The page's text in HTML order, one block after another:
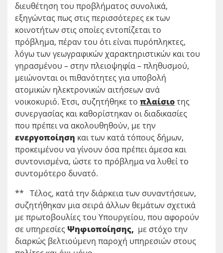
διευθέτηση του προβλήματος συνολικά,
εξηγώντας πως στις περισσότερες εκ των
κοινοτήτων στις οποίες εντοπίζεται το
πρόβλημα, πέραν του ότι είναι πυρόπληκτες,
λόγω των γεωγραφικών χαρακτηριστικών και του
γηρασμένου – στην πλειοψηφία – πληθυσμού,
μειώνονται οι πιθανότητες για υποβολή
ατομικών ηλεκτρονικών αιτήσεων ανά
νοικοκυριό. Έτσι, συζητήθηκε το πλαίσιοτης
συνεργασίας και καθορίστηκαν οι διαδικασίες
που πρέπει να ακολουθηθούν, με την
ενεργοποίηση και των κατά τόπους δήμων,
προκειμένου να γίνουν όσα πρέπει άμεσα και
συντονισμένα, ώστε το πρόβλημα να λυθεί το
συντομότερο δυνατό.
** Τέλος, κατά την διάρκεια των συναντήσεων,
συζητήθηκαν μια σειρά άλλων θεμάτων σχετικά
με πρωτοβουλίες του Υπουργείου, που αφορούν
σε υπηρεσίες Ψηφιοποίησης, με στόχο την
διαρκώς βελτιούμενη παροχή υπηρεσιών στους